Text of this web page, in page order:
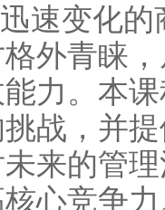
速变化
外青睐
力。本
战，并
来的管
心竞争